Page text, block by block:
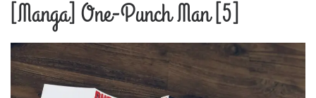
[Manga] One-Punch Man [5]